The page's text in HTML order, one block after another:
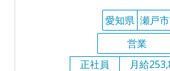
愛知県 瀬戸市
営業
正社員
月給